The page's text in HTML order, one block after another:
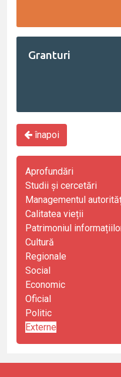
Granturi
înapoi
Aprofundări
Studii și cercetări
Managementul
Calitatea vieții
Patrimoniul
Cultură
Regionale
Social
Economic
Oficial
Politic
Externe